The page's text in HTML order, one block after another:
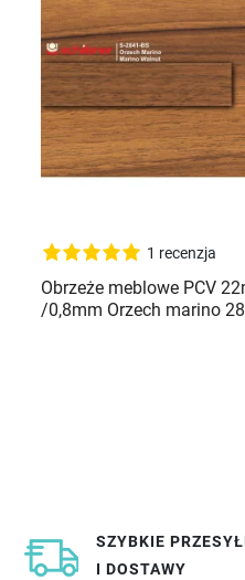
1 recenzja
Obrzeże meblowe PCV
/0,8mm Orzech marino
SZYBKIE
I DOSTAWY